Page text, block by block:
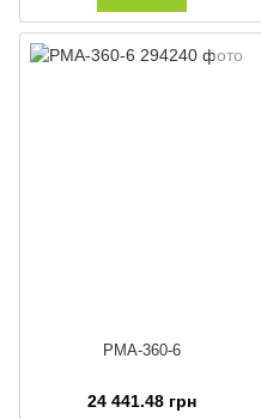
PMA-360-6
24 441.48 грн